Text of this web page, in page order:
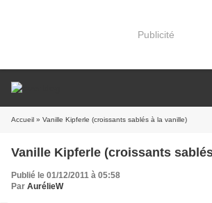
Publicité
Accueil » Vanille Kipferle (croissants sablés à la vanille)
Vanille Kipferle (croissants
Publié le 01/12/2011 à 05:58
Par AurélieW